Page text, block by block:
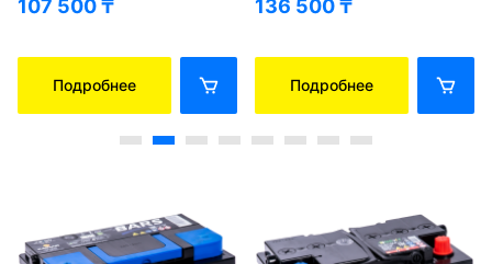
107 500₸
Подробнее
136 500₸
Подробнее